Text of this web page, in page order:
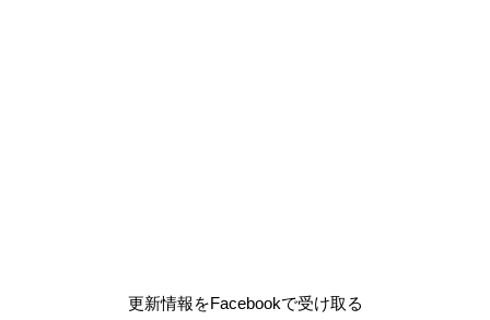
更新情報をFacebookで受け取る